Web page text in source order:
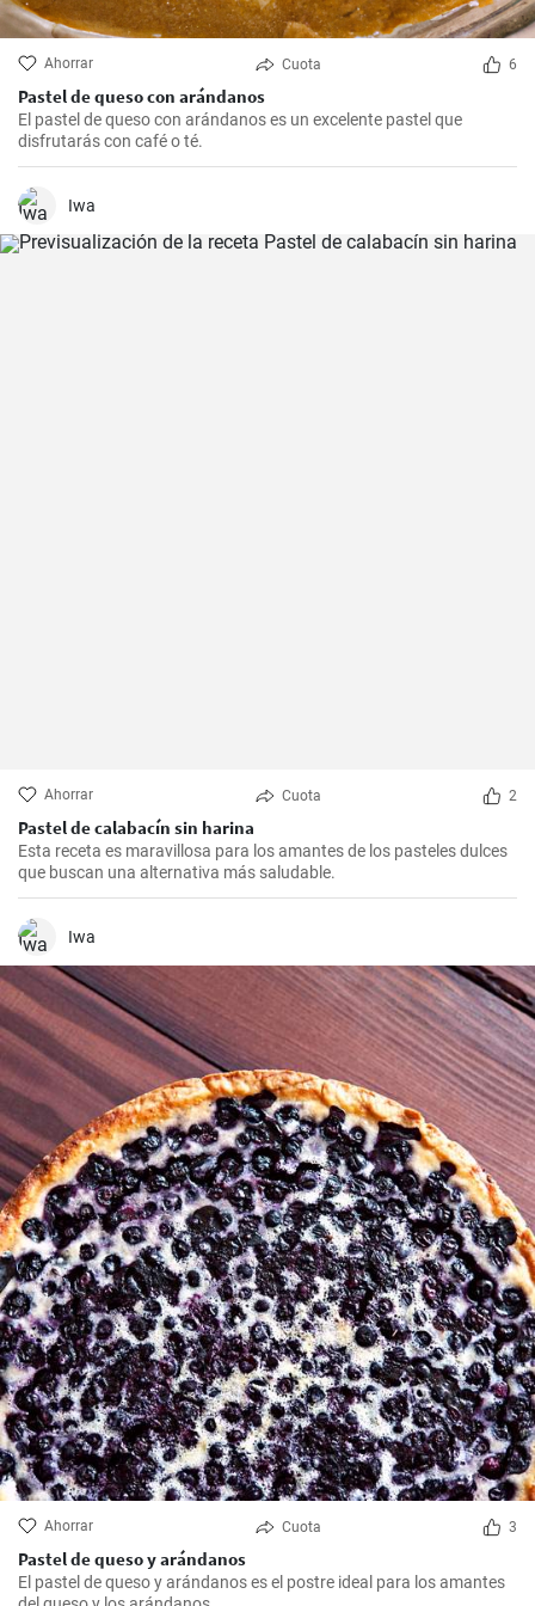
Ahorrar Cuota 6
Pastel de queso con arándanos
El pastel de queso con arándanos es un excelente pastel que
disfrutarás con café o té.
Iwa
Ahorrar Cuota 2
Pastel de calabacín sin harina
Esta receta es maravillosa para los amantes de los pasteles dulces
que buscan una alternativa más saludable.
Iwa
Ahorrar Cuota 3
Pastel de queso y arándanos
El pastel de queso y arándanos es el postre ideal para los amantes